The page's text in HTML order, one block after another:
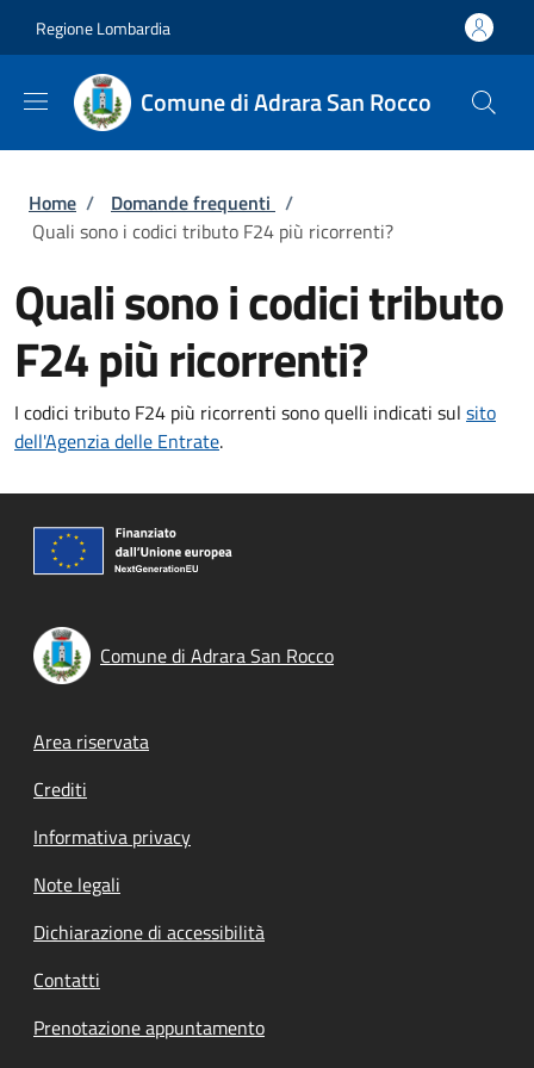
Regione Lombardia
Comune di Adrara San Rocco
Briciole di pane
Home / Domande frequenti /
Quali sono i codici tributo F24 più ricorrenti?
Quali sono i codici tributo
F24 più ricorrenti?
I codici tributo F24 più ricorrenti sono quelli indicati sul sito
dell'Agenzia delle Entrate.
Comune di Adrara San Rocco
Footer menu
Area riservata
Crediti
Informativa privacy
Note legali
Dichiarazione di accessibilità
Contatti
Prenotazione appuntamento